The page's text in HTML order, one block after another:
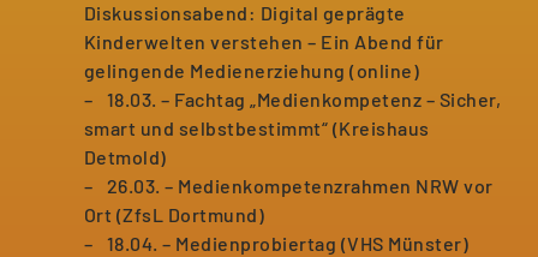
Diskussionsabend: Digital geprägte
Kinderwelten verstehen – Ein Abend für
gelingende Medienerziehung (online)
18.03. – Fachtag „Medienkompetenz – Sicher,
smart und selbstbestimmt“ (Kreishaus
Detmold)
26.03. – Medienkompetenzrahmen NRW vor
Ort (ZfsL Dortmund)
18.04. – Medienprobiertag (VHS Münster)